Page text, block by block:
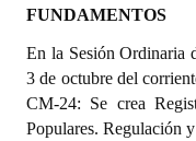
DOCUMENTOS
Informes de Gestión
Proyectos
FUNDAMENTOS
En la Sesión Ordinaria
3 de octubre del
CM-24: Se crea
Populares. Regulación